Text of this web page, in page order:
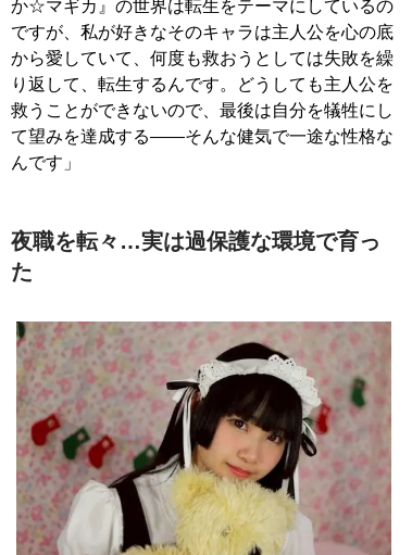
か☆マギカ』の世界は転生をテーマにしているの
ですが、私が好きなそのキャラは主人公を心の底
から愛していて、何度も救おうとしては失敗を繰
り返して、転生するんです。どうしても主人公を
救うことができないので、最後は自分を犠牲にし
て望みを達成する――そんな健気で一途な性格な
んです」
夜職を転々…実は過保護な環境で育っ
た